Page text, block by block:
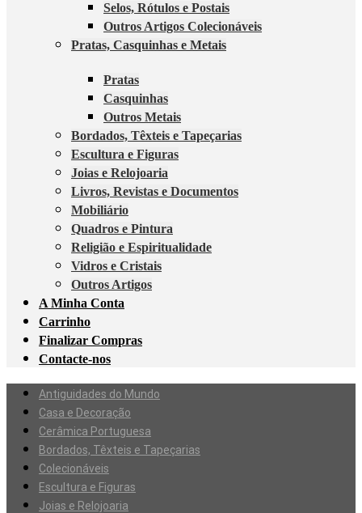
Selos, Rótulos e Postais
Outros Artigos Colecionáveis
Pratas, Casquinhas e Metais
Pratas
Casquinhas
Outros Metais
Bordados, Têxteis e Tapeçarias
Escultura e Figuras
Joias e Relojoaria
Livros, Revistas e Documentos
Mobiliário
Quadros e Pintura
Religião e Espiritualidade
Vidros e Cristais
Outros Artigos
A Minha Conta
Carrinho
Finalizar Compras
Contacte-nos
Antiguidades do Mundo
Casa e Decoração
Cerâmica Portuguesa
Bordados, Têxteis e Tapeçarias
Colecionáveis
Escultura e Figuras
Joias e Relojoaria